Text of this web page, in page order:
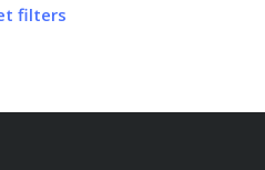
filters